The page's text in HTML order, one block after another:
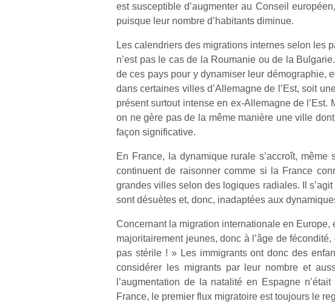
est susceptible d’augmenter au Conseil
puisque leur nombre d’habitants diminue.
Les calendriers des migrations internes selon les
n’est pas le cas de la Roumanie ou de la
de ces pays pour y dynamiser leur démographie,
dans certaines villes d’Allemagne de l’Est, soit
présent surtout intense en ex-Allemagne de
on ne gère pas de la même manière une ville
façon significative.
En France, la dynamique rurale s’accroît,
continuent de raisonner comme si la France
grandes villes selon des logiques radiales. Il
sont désuètes et, donc, inadaptées aux
Concernant la migration internationale en
majoritairement jeunes, donc à l’âge de
pas stérile ! » Les immigrants ont donc des
considérer les migrants par leur nombre et
l’augmentation de la natalité en Espagne
France, le premier flux migratoire est toujours le